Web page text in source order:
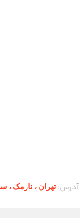
آدرس:تهران ،‌ نارمک ،